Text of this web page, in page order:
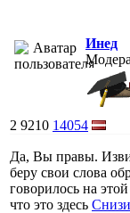
Инед
2 9210 14054
Да, Вы правы.
беру свои слова
говорилось на
что это здесь